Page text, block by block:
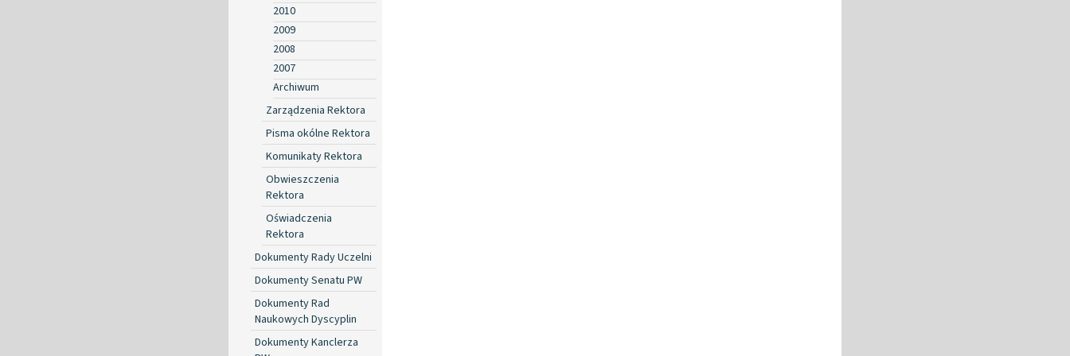
2010
2009
2008
2007
Archiwum
Zarządzenia Rektora
Pisma okólne Rektora
Komunikaty Rektora
Obwieszczenia
Rektora
Oświadczenia
Rektora
Dokumenty Rady Uczelni
Dokumenty Senatu PW
Dokumenty Rad
Naukowych Dyscyplin
Dokumenty Kanclerza